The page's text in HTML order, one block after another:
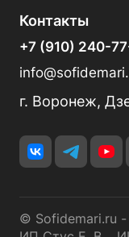
Контакты
+7 (910) 240-
г. Воронеж,
© Sofidemari.ru